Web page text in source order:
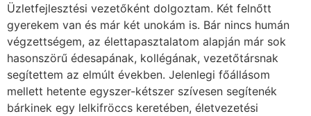
Üzletfejlesztési vezetőként dolgoztam. Két felnőtt
gyerekem van és már két unokám is. Bár nincs humán
végzettségem, az élettapasztalatom alapján már sok
hasonszörű édesapának, kollégának, vezetőtársnak
segítettem az elmúlt években. Jelenlegi főállásom
mellett hetente egyszer-kétszer szívesen segítenék
bárkinek egy lelkifröccs keretében, életvezetési